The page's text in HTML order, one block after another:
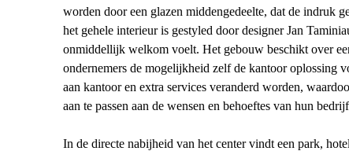
worden door een glazen middengedeelte, dat de indruk
het gehele interieur is gestyled door designer Jan
onmiddellijk welkom voelt. Het gebouw beschikt over
ondernemers de mogelijkheid zelf de kantoor oplossing
aan kantoor en extra services veranderd worden,
aan te passen aan de wensen en behoeftes van hun
In de directe nabijheid van het center vindt een park,